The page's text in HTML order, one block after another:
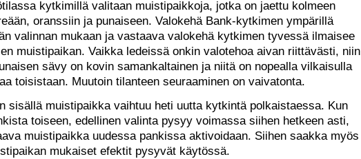
kytkimillä valitaan muistipaikkoja, jotka on jaettu kolmeen
oranssiin ja punaiseen. Valokehä Bank-kytkimen ympärillä
valinnan mukaan ja vastaava valokehä kytkimen tyvessä ilmaisee
muistipaikan. Vaikka ledeissä onkin valotehoa aivan riittävästi, niin
sävy on kovin samankaltainen ja niitä on nopealla vilkaisulla
toisistaan. Muutoin tilanteen seuraaminen on vaivatonta.
sisällä muistipaikka vaihtuu heti uutta kytkintä polkaistaessa. Kun
toiseen, edellinen valinta pysyy voimassa siihen hetkeen asti,
muistipaikka uudessa pankissa aktivoidaan. Siihen saakka myös
mukaiset efektit pysyvät käytössä.